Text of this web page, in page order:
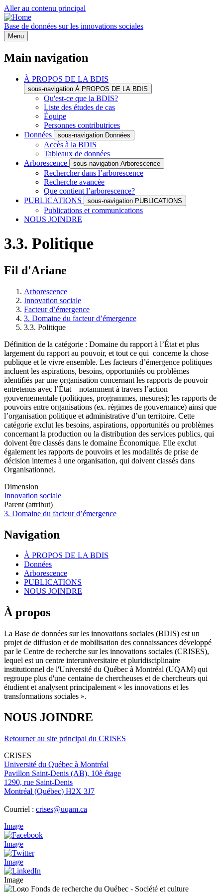
Aller au contenu principal
Base de données sur les innovations sociales
Menu
Main navigation
À PROPOS DE LA BDIS
sous-navigation À PROPOS DE LA BDIS
Qu'est-ce que la BDIS?
Liste des études de cas
Équipe
Personnes contributrices
Données
sous-navigation Données
Accès à la BDIS
Tableaux de données
Arborescence
sous-navigation Arborescence
Rechercher dans l’arborescence
Recherche avancée
Que contient l’arborescence?
PUBLICATIONS
sous-navigation PUBLICATIONS
Publications et communications
NOUS JOINDRE
3.3. Politique
Fil d'Ariane
Arborescence
Innovation sociale
Facteur d’émergence
3. Domaine du facteur d’émergence
3.3. Politique
Définition de la catégorie : Domaine du rapport à l’État et plus
largement du rapport au pouvoir, et tout ce qui concerne la chose
publique et le vivre ensemble. Les facteurs d’émergence politiques
incluent les aspirations, besoins, opportunités ou problèmes
identifiés par une organisation concernant les rapports de pouvoir
entretenus avec l’État – notamment à travers l’action
gouvernementale (politiques, programmes, mesures); les rapports de
pouvoirs entre organisations (ex. régimes de gouvernance) ainsi que
l’organisation politique et administrative d’un territoire. Cette
catégorie exclut les besoins, aspirations, opportunités ou problèmes
concernant la production ou la distribution des services publics, qui
doivent être classés dans le domaine Économique. Elle exclut
également les rapports de pouvoirs et les modalités de prise de
décision internes à une organisation, qui doivent classés dans
Organisationnel.
Dimension
Innovation sociale
Parent (attribut)
3. Domaine du facteur d’émergence
Navigation
À PROPOS DE LA BDIS
Données
Arborescence
PUBLICATIONS
NOUS JOINDRE
À propos
La Base de données sur les innovations sociales (BDIS) est un
projet de diffusion et de mobilisation des connaissances développé
par le Centre de recherche sur les innovations sociales (CRISES),
lequel est un centre interuniversitaire et pluridisciplinaire
institutionnel de l'Université du Québec à Montréal (UQAM) qui
regroupe plus d'une centaine de chercheuses et de chercheurs qui
étudient et analysent principalement « les innovations et les
transformations sociales ».
NOUS JOINDRE
Retourner au site principal du CRISES
CRISES
Université du Québec à Montréal
Pavillon Saint-Denis (AB), 10è étage
1290, rue Saint-Denis
Montréal (Québec) H2X 3J7
Courriel : crises@uqam.ca
Image
Image
Image
Image